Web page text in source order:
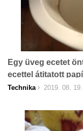
Egy üveg ecetet
ecettel átitatott
pár perc múlva!
Technika 2019. 08. 19.